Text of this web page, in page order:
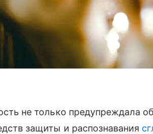
не только предупреждала
защиты и распознавания